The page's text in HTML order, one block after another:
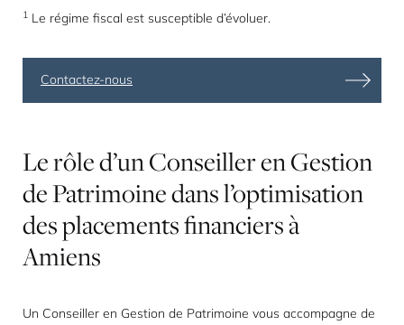
1 Le régime fiscal est susceptible d’évoluer.
Contactez-nous
Lerôled’unConseillerenGestion
dePatrimoinedansl’optimisation
desplacementsfinanciersà
Amiens
Un Conseiller en Gestion de Patrimoine vous accompagne de